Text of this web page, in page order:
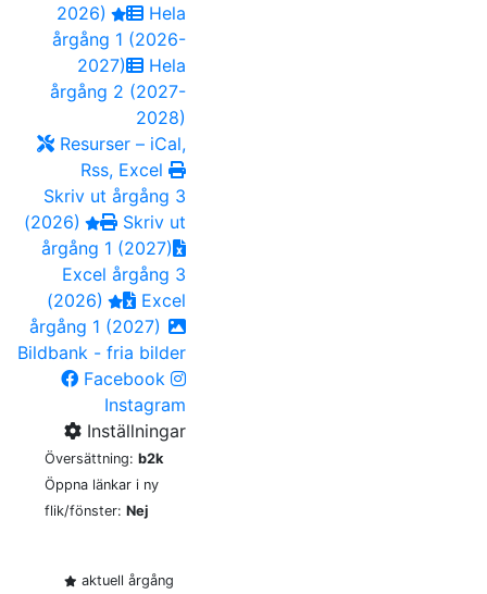
2026)
Hela
årgång 1 (2026-
2027)
Hela
årgång 2 (2027-
2028)
Resurser – iCal,
Rss, Excel
Skriv ut årgång 3
(2026)
Skriv ut
årgång 1 (2027)
Excel årgång 3
(2026)
Excel
årgång 1 (2027)
Bildbank - fria bilder
Facebook
Instagram
Inställningar
Översättning: b2k
Öppna länkar i ny
flik/fönster: Nej
aktuell årgång